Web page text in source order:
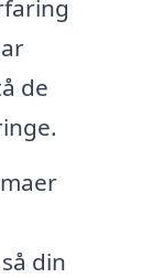
de
din